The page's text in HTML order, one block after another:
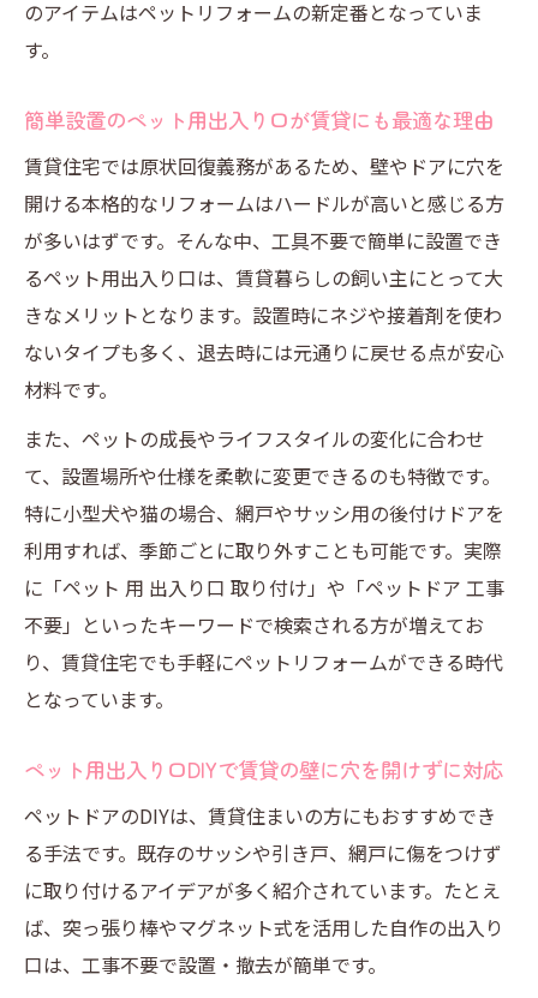
のアイテムはペットリフォームの新定番となっていま
す。
簡単設置のペット用出入り口が賃貸にも最適な理由
賃貸住宅では原状回復義務があるため、壁やドアに穴を
開ける本格的なリフォームはハードルが高いと感じる方
が多いはずです。そんな中、工具不要で簡単に設置でき
るペット用出入り口は、賃貸暮らしの飼い主にとって大
きなメリットとなります。設置時にネジや接着剤を使わ
ないタイプも多く、退去時には元通りに戻せる点が安心
材料です。
また、ペットの成長やライフスタイルの変化に合わせ
て、設置場所や仕様を柔軟に変更できるのも特徴です。
特に小型犬や猫の場合、網戸やサッシ用の後付けドアを
利用すれば、季節ごとに取り外すことも可能です。実際
に「ペット 用 出入り口 取り付け」や「ペットドア 工事
不要」といったキーワードで検索される方が増えてお
り、賃貸住宅でも手軽にペットリフォームができる時代
となっています。
ペット用出入り口DIYで賃貸の壁に穴を開けずに対応
ペットドアのDIYは、賃貸住まいの方にもおすすめでき
る手法です。既存のサッシや引き戸、網戸に傷をつけず
に取り付けるアイデアが多く紹介されています。たとえ
ば、突っ張り棒やマグネット式を活用した自作の出入り
口は、工事不要で設置・撤去が簡単です。